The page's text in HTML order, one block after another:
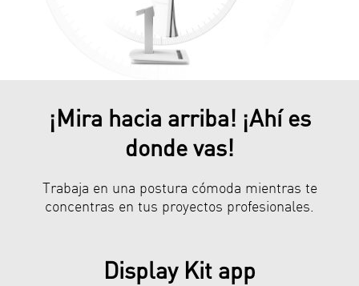
¡Mira hacia arriba! ¡Ahí es
donde vas!
Trabaja en una postura cómoda mientras te
concentras en tus proyectos profesionales.
Display Kit app